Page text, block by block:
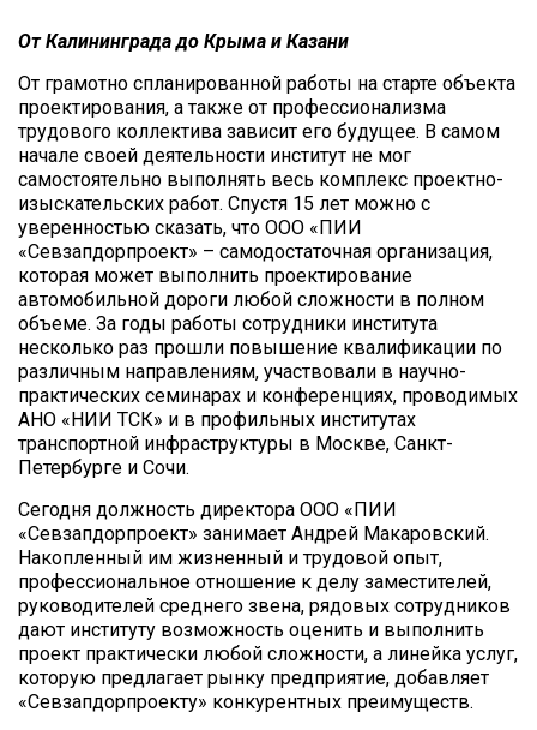
От Калининграда до Крыма и Казани
От грамотно спланированной работы на старте объекта
проектирования, а также от профессионализма
трудового коллектива зависит его будущее. В самом
начале своей деятельности институт не мог
самостоятельно выполнять весь комплекс проектно-
изыскательских работ. Спустя 15 лет можно с
уверенностью сказать, что ООО «ПИИ
«Севзапдорпроект» – самодостаточная организация,
которая может выполнить проектирование
автомобильной дороги любой сложности в полном
объеме. За годы работы сотрудники института
несколько раз прошли повышение квалификации по
различным направлениям, участвовали в научно-
практических семинарах и конференциях, проводимых
АНО «НИИ ТСК» и в профильных институтах
транспортной инфраструктуры в Москве, Санкт-
Петербурге и Сочи.
Сегодня должность директора ООО «ПИИ
«Севзапдорпроект» занимает Андрей Макаровский.
Накопленный им жизненный и трудовой опыт,
профессиональное отношение к делу заместителей,
руководителей среднего звена, рядовых сотрудников
дают институту возможность оценить и выполнить
проект практически любой сложности, а линейка услуг,
которую предлагает рынку предприятие, добавляет
«Севзапдорпроекту» конкурентных преимуществ.